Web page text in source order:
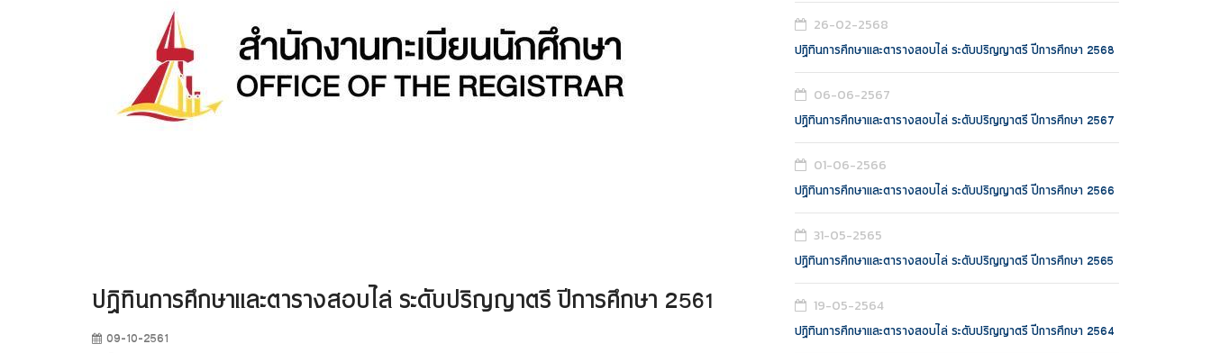
ปฎิทินการศึกษาและตารางสอบไล่ ระดับปริญญาตรี ปีการศึกษา 2561
09-10-2561
26-02-2568
ปฎิทินการศึกษาและตารางสอบไล่ ระดับปริญญาตรี ปีการศึกษา 2568
06-06-2567
ปฎิทินการศึกษาและตารางสอบไล่ ระดับปริญญาตรี ปีการศึกษา 2567
01-06-2566
ปฎิทินการศึกษาและตารางสอบไล่ ระดับปริญญาตรี ปีการศึกษา 2566
31-05-2565
ปฎิทินการศึกษาและตารางสอบไล่ ระดับปริญญาตรี ปีการศึกษา 2565
19-05-2564
ปฎิทินการศึกษาและตารางสอบไล่ ระดับปริญญาตรี ปีการศึกษา 2564